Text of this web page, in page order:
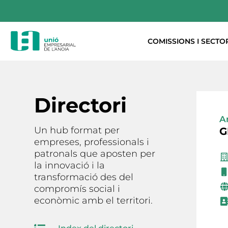
COMISSIONS I
Directori
Un hub format per
empreses, professionals i
patronals que aposten per
la innovació i la
transformació des del
compromís social i
econòmic amb el territori.